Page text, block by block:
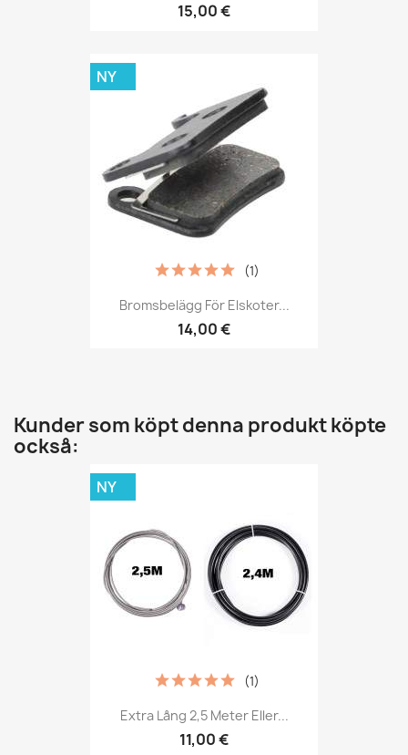
15,00 €
Bromsbelägg För Elskoter...
14,00 €
(1)
NY
Kunder som köpt denna produkt köpte
också:
Extra Lång 2,5 Meter Eller...
11,00 €
(1)
NY